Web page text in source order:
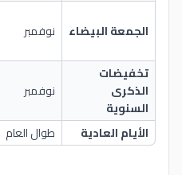
الجمعة البيضاء نوفمبر
تخفيضات
الذكرى
السنوية
نوفمبر
الأيام العادية طوال العام